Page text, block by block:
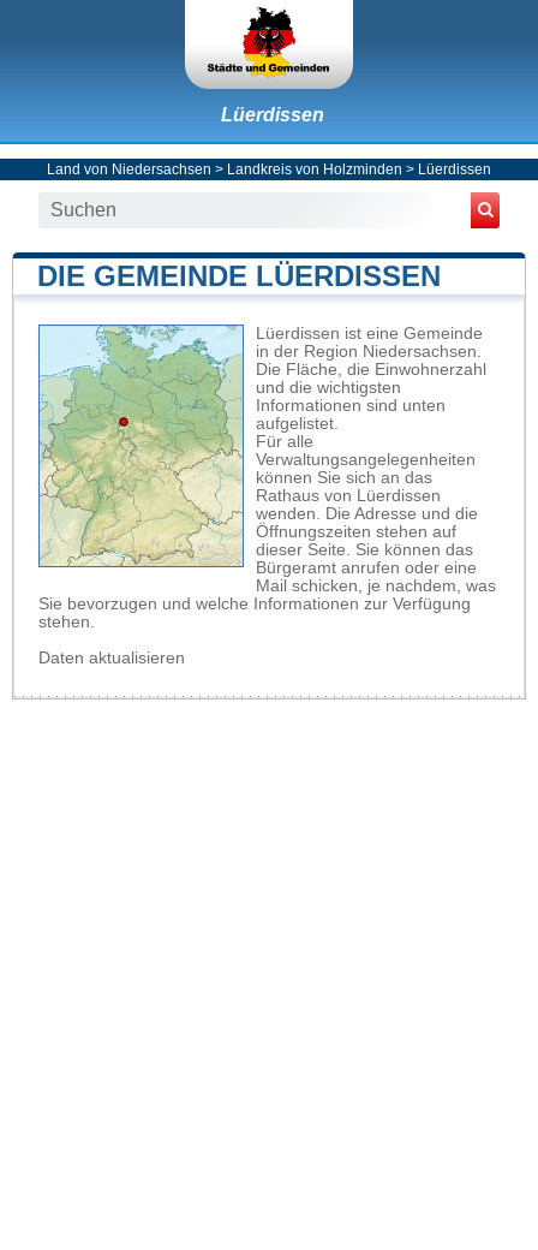
Lüerdissen
Land von Niedersachsen > Landkreis von Holzminden > Lüerdissen
DIE GEMEINDE LÜERDISSEN
Lüerdissen ist eine Gemeinde
in der Region Niedersachsen.
Die Fläche, die Einwohnerzahl
und die wichtigsten
Informationen sind unten
aufgelistet.
Für alle
Verwaltungsangelegenheiten
können Sie sich an das
Rathaus von Lüerdissen
wenden. Die Adresse und die
Öffnungszeiten stehen auf
dieser Seite. Sie können das
Bürgeramt anrufen oder eine
Mail schicken, je nachdem, was
Sie bevorzugen und welche Informationen zur Verfügung
stehen.
Daten aktualisieren